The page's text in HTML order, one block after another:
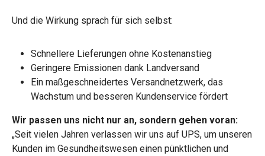
Und die Wirkung sprach für sich selbst:
Schnellere Lieferungen ohne Kostenanstieg
Geringere Emissionen dank Landversand
Ein maßgeschneidertes Versandnetzwerk, das
Wachstum und besseren Kundenservice fördert
Wir passen uns nicht nur an, sondern gehen voran:
„Seit vielen Jahren verlassen wir uns auf UPS, um unseren
Kunden im Gesundheitswesen einen pünktlichen und